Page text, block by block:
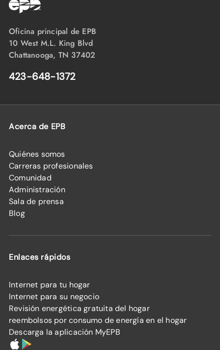
Oficina principal de EPB
10 West M.L. King Blvd
Chattanooga, TN 37402
423-648-1372
Acerca de EPB
Quiénes somos
Carreras profesionales
Comunidad
Administración
Sala de prensa
Blog
Enlaces rápidos
Internet para tu hogar
Internet para su negocio
Revisión energética gratuita del hogar
reembolsos por consumo de energía en el hogar
Descarga la aplicación MyEPB